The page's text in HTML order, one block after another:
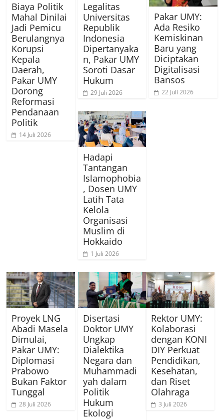
Biaya Politik
Mahal Dinilai
Jadi Pemicu
Berulangnya
Korupsi
Kepala
Daerah,
Pakar UMY
Dorong
Reformasi
Pendanaan
Politik
14 Juli 2026
Legalitas
Universitas
Republik
Indonesia
Dipertanyaka
n, Pakar UMY
Soroti Dasar
Hukum
29 Juli 2026
Pakar UMY:
Ada Resiko
Kemiskinan
Baru yang
Diciptakan
Digitalisasi
Bansos
22 Juli 2026
Hadapi
Tantangan
Islamophobia
, Dosen UMY
Latih Tata
Kelola
Organisasi
Muslim di
Hokkaido
1 Juli 2026
Proyek LNG
Abadi Masela
Dimulai,
Pakar UMY:
Diplomasi
Prabowo
Bukan Faktor
Tunggal
28 Juli 2026
Disertasi
Doktor UMY
Ungkap
Dialektika
Negara dan
Muhammadi
yah dalam
Politik
Hukum
Ekologi
Rektor UMY:
Kolaborasi
dengan KONI
DIY Perkuat
Pendidikan,
Kesehatan,
dan Riset
Olahraga
3 Juli 2026